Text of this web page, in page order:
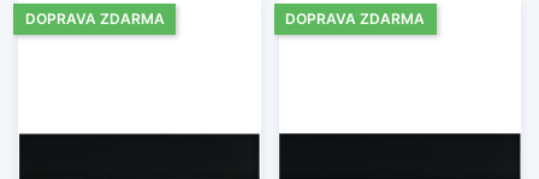
DOPRAVA ZDARMA DOPRAVA ZDARMA